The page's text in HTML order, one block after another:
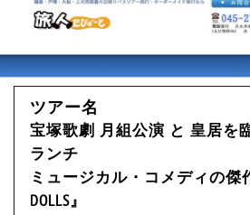
ツアー名
宝塚歌劇 月組公演 と 皇居を
ランチ
ミュージカル・コメディの傑作
DOLLS』